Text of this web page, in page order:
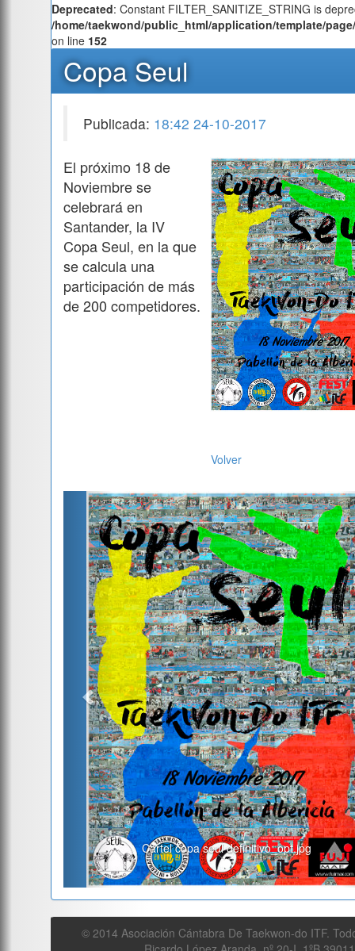
Deprecated: Constant FILTER_SANITIZE_STRING is
/home/taekwond/public_html/application/template/
on line 152
Copa Seul
Publicada: 18:42 24-10-2017
El próximo 18 de
Noviembre se
celebrará en
Santander, la IV
Copa Seul, en la que
se calcula una
participación de más
de 200 competidores.
Volver
Cartel copa seul definitivo_opt.jpg
© 2014 Asociación Cántabra De Taekwon-do ITF.